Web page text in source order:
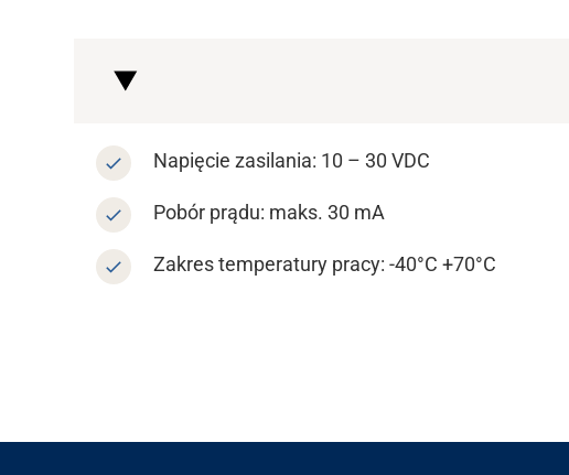
Napięcie zasilania: 10 – 30 VDC
Pobór prądu: maks. 30 mA
Zakres temperatury pracy: -40°C +70°C